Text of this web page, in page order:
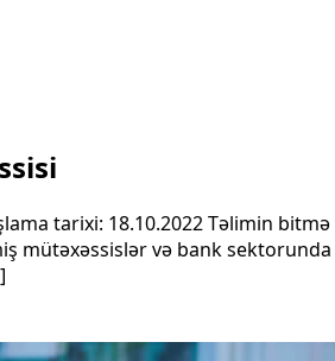
tarixi: 18.10.2022 Təlimin
mütəxəssislər və bank